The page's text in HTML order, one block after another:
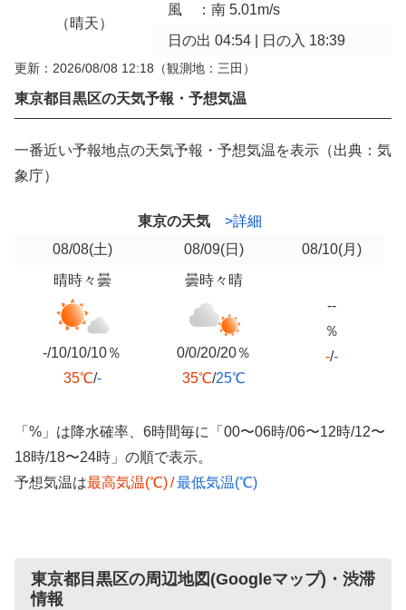
（晴天）
風 ：南 5.01m/s
日の出 04:54 | 日の入 18:39
更新：2026/08/08 12:18 （観測地：三田）
東京都目黒区の天気予報・予想気温
一番近い予報地点の天気予報・予想気温を表示（出典：気
象庁）
東京の天気
>詳細
08/08(土) 08/09(日) 08/10(月)
晴時々曇
-/10/10/10％
35℃/-
曇時々晴
0/0/20/20％
35℃/25℃
--
％
-/-
「%」は降水確率、6時間毎に「00〜06時/06〜12時/12〜
18時/18〜24時」の順で表示。
予想気温は最高気温(℃)/最低気温(℃)
東京都目黒区の周辺地図(Googleマップ)・渋滞
情報